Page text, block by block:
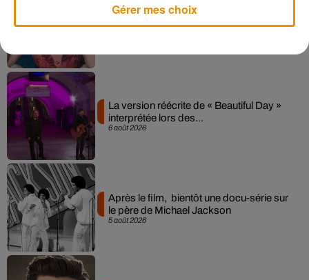
Pomme emprunte le décor de l’émission
« Loups Garous » pour son...
6 août 2026
La version réécrite de « Beautiful Day »
interprétée lors des...
5 août 2026
Après le film, bientôt une docu-série sur
le père de Michael Jackson
Gérer mes choix